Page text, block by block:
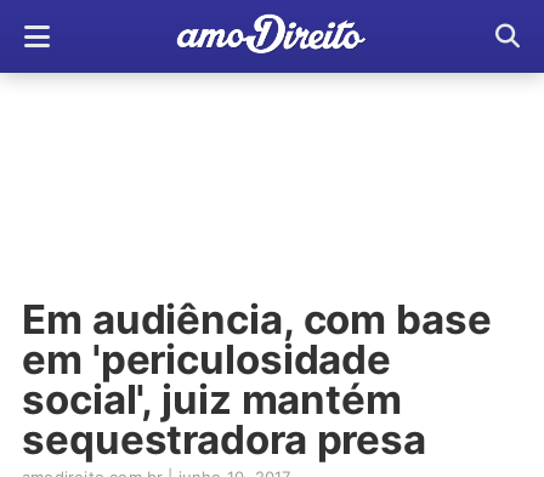
Em audiência, com base
em 'periculosidade
social', juiz mantém
sequestradora presa